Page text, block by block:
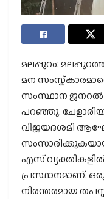
മലപ്പുറം:
മന
സംസ്ഥാന ജനറൽ
പറഞ്ഞു.
വിജയദശമി
എസ്
പ്രസ്ഥാനമാണ്.
നിരന്തരമായ